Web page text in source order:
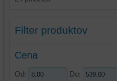
Filter produktov
Cena
Od: Do: